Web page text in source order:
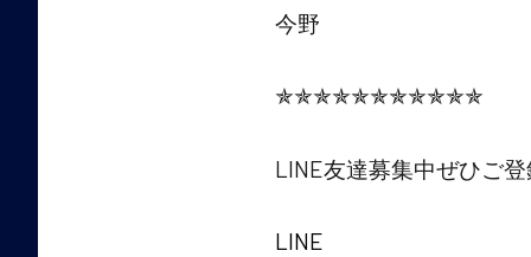
今野
✯✯✯✯✯✯✯✯✯✯✯
​LINE友達募集中ぜひご
LINE